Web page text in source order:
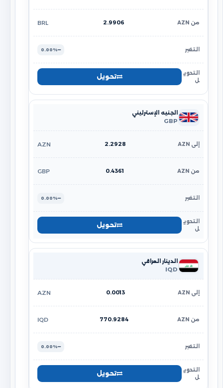
2.9906
BRL
0.00%
تحويل
الجنيه الإسترليني
GBP
2.2928
AZN
0.4361
GBP
0.00%
تحويل
الدينار العراقي
IQD
0.0013
AZN
770.9284
IQD
0.00%
تحويل